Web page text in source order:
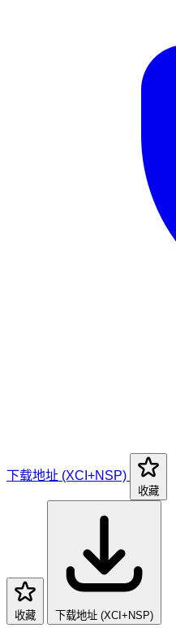
下载地址 (XCI+NSP)
收藏
收藏 下载地址 (XCI+NSP)